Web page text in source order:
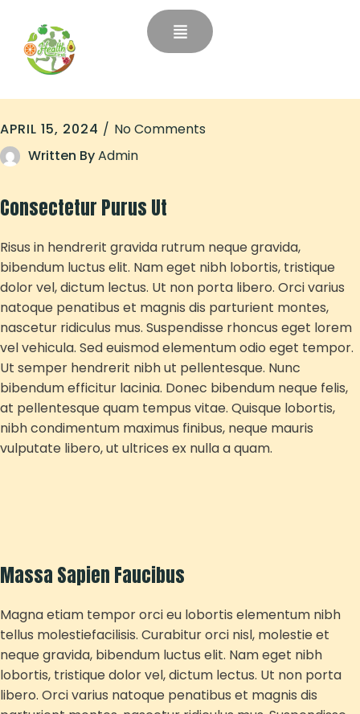
APRIL 15, 2024
No Comments
Written ByAdmin
Consectetur Purus Ut
Risus in hendrerit gravida rutrum neque gravida,
bibendum luctus elit. Nam eget nibh lobortis, tristique
dolor vel, dictum lectus. Ut non porta libero. Orci varius
natoque penatibus et magnis dis parturient montes,
nascetur ridiculus mus. Suspendisse rhoncus eget lorem
vel vehicula. Sed euismod elementum odio eget tempor.
Ut semper hendrerit nibh ut pellentesque. Nunc
bibendum efficitur lacinia. Donec bibendum neque felis,
at pellentesque quam tempus vitae. Quisque lobortis,
nibh condimentum maximus finibus, neque mauris
vulputate libero, ut ultrices ex nulla a quam.
Massa Sapien Faucibus
Magna etiam tempor orci eu lobortis elementum nibh
tellus molestiefacilisis. Curabitur orci nisl, molestie et
neque gravida, bibendum luctus elit. Nam eget nibh
lobortis, tristique dolor vel, dictum lectus. Ut non porta
libero. Orci varius natoque penatibus et magnis dis